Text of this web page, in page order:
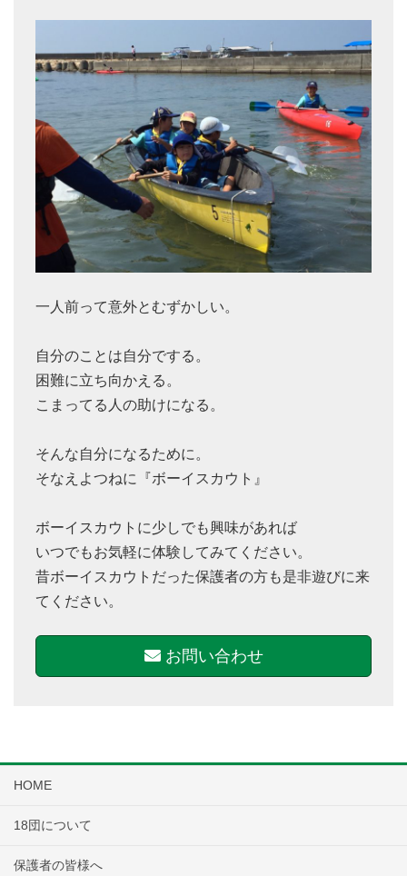
一人前って意外とむずかしい。
自分のことは自分でする。
困難に立ち向かえる。
こまってる人の助けになる。
そんな自分になるために。
そなえよつねに『ボーイスカウト』
ボーイスカウトに少しでも興味があれば
いつでもお気軽に体験してみてください。
昔ボーイスカウトだった保護者の方も是非遊びに来
てください。
お問い合わせ
HOME
18団について
保護者の皆様へ